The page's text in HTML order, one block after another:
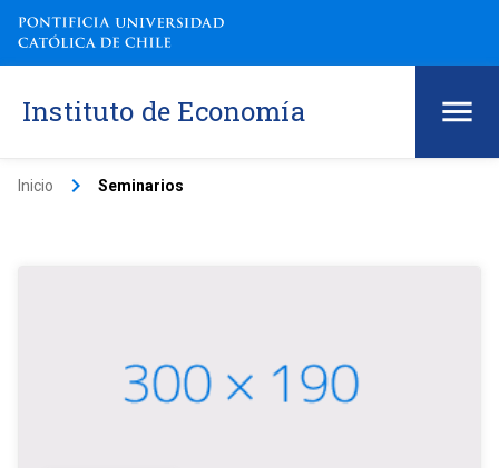
Instituto de Economía
Inicio keyboard_arrow_right Seminarios